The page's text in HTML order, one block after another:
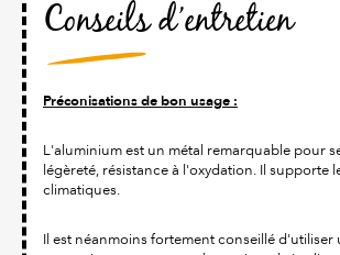
Conseils d’entretien
Préconisations de bon usage :
L'aluminium est un métal remarquable pour
légèreté, résistance à l'oxydation. Il supporte
climatiques.
Il est néanmoins fortement conseillé d'utiliser